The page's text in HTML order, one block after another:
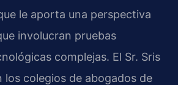
le aporta una perspectiva
involucran pruebas
complejas. El Sr. Sris
los colegios de abogados de